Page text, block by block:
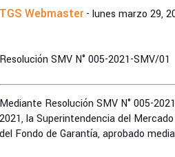
TGS Webmaster- lunes marzo 29,
Resolución SMV N° 005-2021-SMV/01
Mediante Resolución SMV N° 005-
2021, la Superintendencia del
del Fondo de Garantía, aprobado